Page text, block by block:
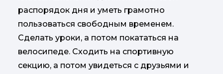
распорядок дня и уметь грамотно
пользоваться свободным временем.
Сделать уроки, а потом покататься на
велосипеде. Сходить на спортивную
секцию, а потом увидеться с друзьями и